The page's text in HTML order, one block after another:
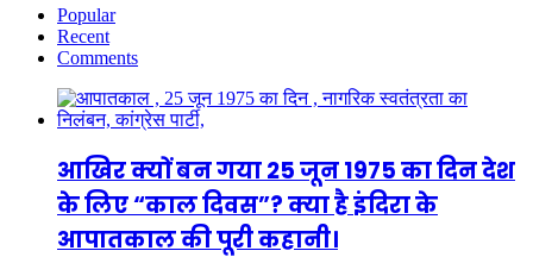
Popular
Recent
Comments
आखिर क्यों बन गया 25 जून 1975 का दिन देश
के लिए “काल दिवस”? क्या है इंदिरा के
आपातकाल की पूरी कहानी।